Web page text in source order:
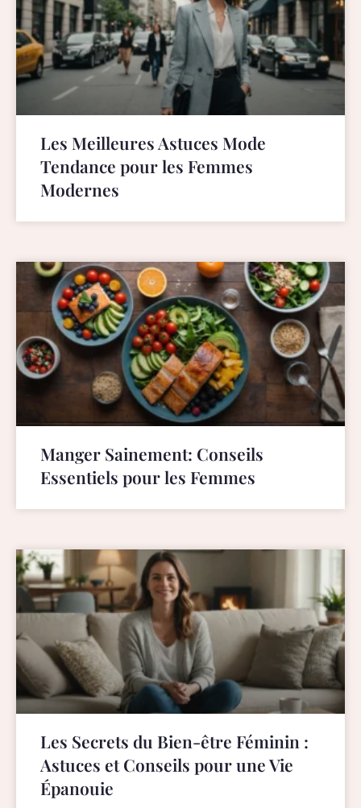
Les Meilleures Astuces Mode
Tendance pour les Femmes
Modernes
Manger Sainement: Conseils
Essentiels pour les Femmes
Les Secrets du Bien-être Féminin :
Astuces et Conseils pour une Vie
Épanouie